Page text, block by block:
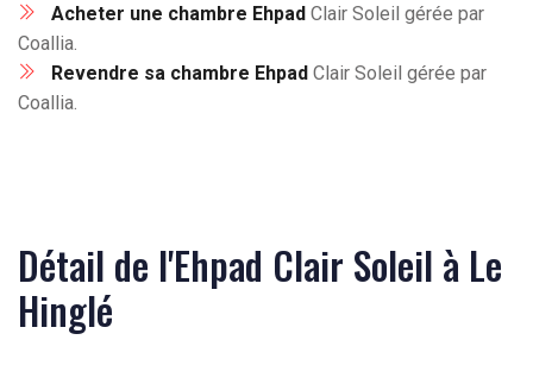
Acheter une chambre Ehpad Clair Soleil gérée par
Coallia.
Revendre sa chambre Ehpad Clair Soleil gérée par
Coallia.
Détail de l'Ehpad Clair Soleil à Le
Hinglé